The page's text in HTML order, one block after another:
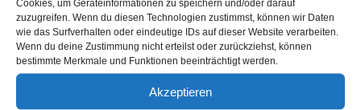
Cookies, um Geräteinformationen zu speichern und/oder darauf
zuzugreifen. Wenn du diesen Technologien zustimmst, können wir Daten
wie das Surfverhalten oder eindeutige IDs auf dieser Website verarbeiten.
Wenn du deine Zustimmung nicht erteilst oder zurückziehst, können
bestimmte Merkmale und Funktionen beeinträchtigt werden.
Akzeptieren
abnehmbar mit Ring für
Steuermarke passend
für anny-x
Brustgeschirr
Amazon / Ebay
Produkt ansehen*
Gr. L
Amazon / Ebay
Produkt ansehen*